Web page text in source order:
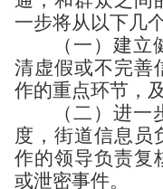
一步将从以下几
（一） 建立
清虚假或不完善
作的重点环节，
（二） 进一
度，街道信息员
作的领导负责复
或泄密事件。